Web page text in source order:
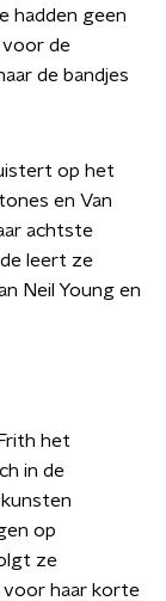
hadden geen
de
de bandjes
op het
en Van
achtste
leert ze
Neil Young en
het
in de
op
ze
voor haar korte